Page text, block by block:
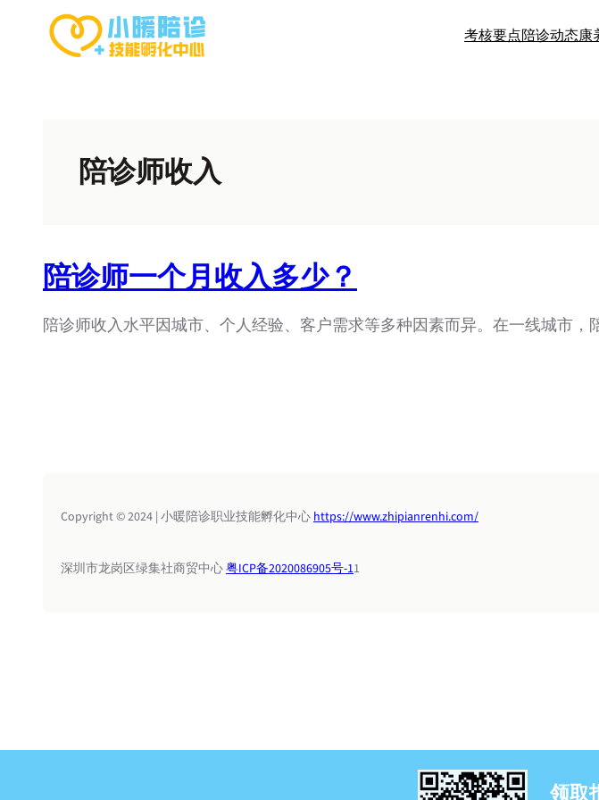
考核要点陪诊动态康
陪诊师收入
陪诊师一个月收入多少？
陪诊师收入水平因城市、个人经验、客户需求等多种因素而异。在一线城市
Copyright © 2024 | 小暖陪诊职业技能孵化中心https://www.zhipianrenhi.com/
深圳市龙岗区绿集社商贸中心粤ICP备2020086905号-11
领取